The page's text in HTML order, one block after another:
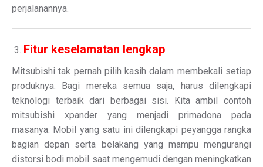
perjalanannya.
Fitur keselamatan lengkap
Mitsubishi tak pernah pilih kasih dalam membekali setiap
produknya. Bagi mereka semua saja, harus dilengkapi
teknologi terbaik dari berbagai sisi. Kita ambil contoh
mitsubishi xpander yang menjadi primadona pada
masanya. Mobil yang satu ini dilengkapi peyangga rangka
bagian depan serta belakang yang mampu mengurangi
distorsi bodi mobil saat mengemudi dengan meningkatkan